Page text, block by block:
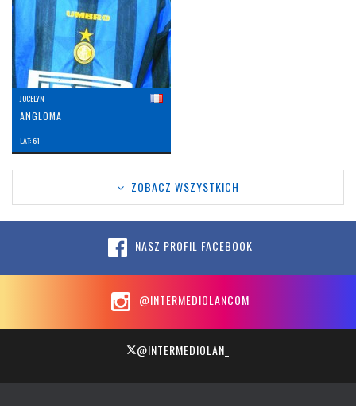
JOCELYN
ANGLOMA
LAT: 61
ZOBACZ WSZYSTKICH
NASZ PROFIL FACEBOOK
@INTERMEDIOLANCOM
@INTERMEDIOLAN_